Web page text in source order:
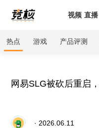
视频 直播
热点 游戏 产品评测
网易SLG被砍后重启
· 2026.06.11